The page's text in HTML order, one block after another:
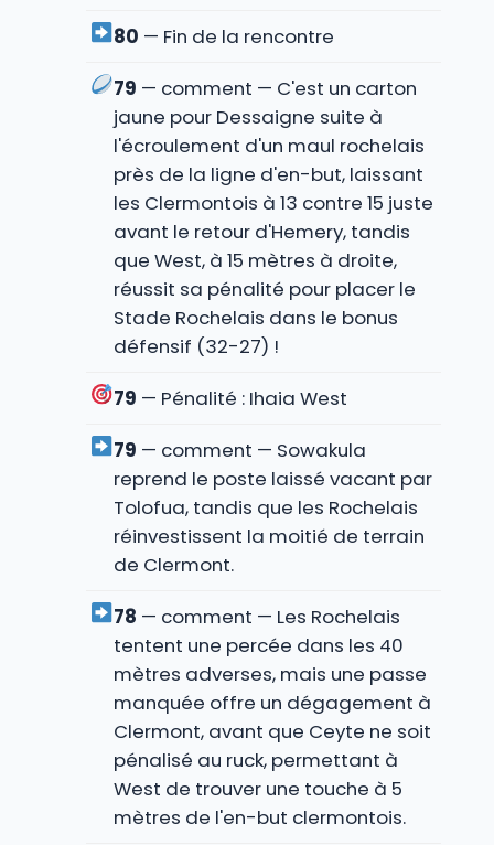
80 — Fin de la rencontre
79 — comment — C'est un carton
jaune pour Dessaigne suite à
l'écroulement d'un maul rochelais
près de la ligne d'en-but, laissant
les Clermontois à 13 contre 15 juste
avant le retour d'Hemery, tandis
que West, à 15 mètres à droite,
réussit sa pénalité pour placer le
Stade Rochelais dans le bonus
défensif (32-27) !
79 — Pénalité : Ihaia West
79 — comment — Sowakula
reprend le poste laissé vacant par
Tolofua, tandis que les Rochelais
réinvestissent la moitié de terrain
de Clermont.
78 — comment — Les Rochelais
tentent une percée dans les 40
mètres adverses, mais une passe
manquée offre un dégagement à
Clermont, avant que Ceyte ne soit
pénalisé au ruck, permettant à
West de trouver une touche à 5
mètres de l'en-but clermontois.